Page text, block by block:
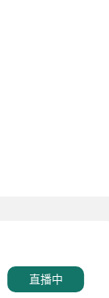
直播中